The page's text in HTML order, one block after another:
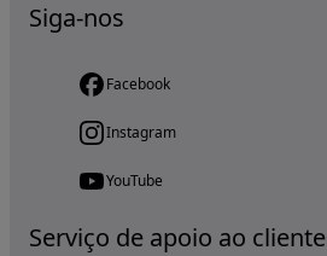
Siga-nos
Facebook
Instagram
YouTube
Serviço de apoio ao cliente